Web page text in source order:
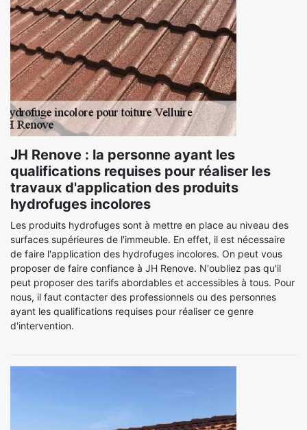
JH Renove : la personne ayant les
qualifications requises pour réaliser les
travaux d'application des produits
hydrofuges incolores
Les produits hydrofuges sont à mettre en place au niveau des
surfaces supérieures de l'immeuble. En effet, il est nécessaire
de faire l'application des hydrofuges incolores. On peut vous
proposer de faire confiance à JH Renove. N'oubliez pas qu'il
peut proposer des tarifs abordables et accessibles à tous. Pour
nous, il faut contacter des professionnels ou des personnes
ayant les qualifications requises pour réaliser ce genre
d'intervention.